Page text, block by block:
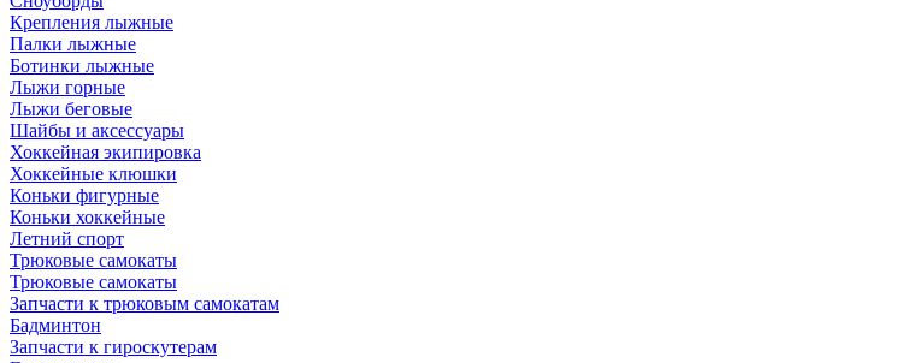
Крепления лыжные
Палки лыжные
Ботинки лыжные
Лыжи горные
Лыжи беговые
Шайбы и аксессуары
Хоккейная экипировка
Хоккейные клюшки
Коньки фигурные
Коньки хоккейные
Летний спорт
Трюковые самокаты
Трюковые самокаты
Запчасти к трюковым самокатам
Бадминтон
Запчасти к гироскутерам